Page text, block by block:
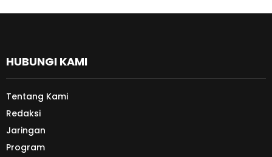
HUBUNGI KAMI
Tentang Kami
Redaksi
Jaringan
Program